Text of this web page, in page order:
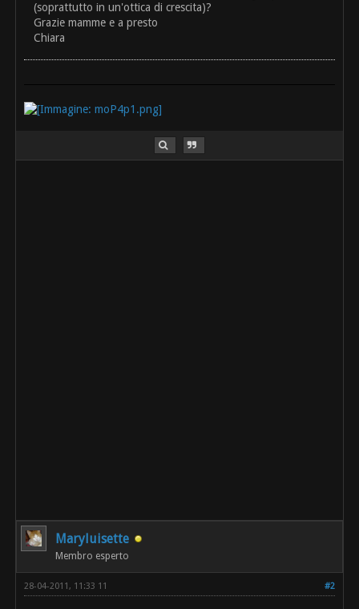
(soprattutto in un'ottica di crescita)?
Grazie mamme e a presto
Chiara
Maryluisette
Membro esperto
#2
28-04-2011, 11:33 11